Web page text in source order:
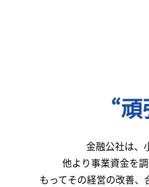
“
金融公社は、
他より事業資金を
もってその経営の改善、